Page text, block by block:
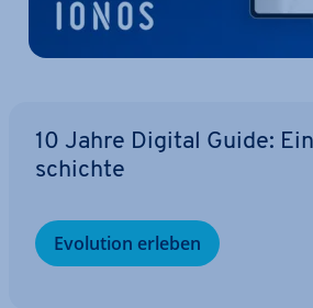
10 Jahre Digital Guide:
schich­te
Evolution erleben